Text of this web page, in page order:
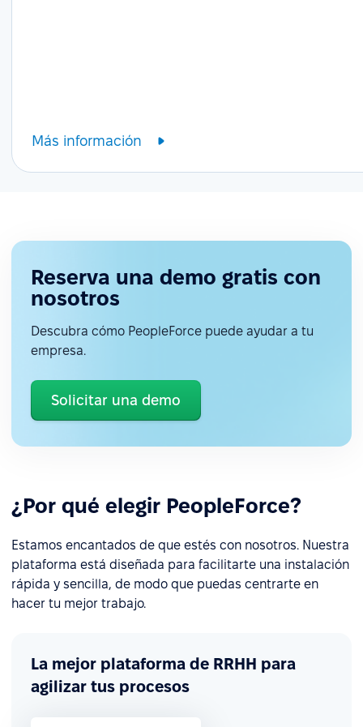
Más información
Reserva una demo gratis con
nosotros
Descubra cómo PeopleForce puede ayudar a tu
empresa.
Solicitar una demo
¿Por qué elegir PeopleForce?
Estamos encantados de que estés con nosotros. Nuestra
plataforma está diseñada para facilitarte una instalación
rápida y sencilla, de modo que puedas centrarte en
hacer tu mejor trabajo.
La mejor plataforma de RRHH para
agilizar tus procesos